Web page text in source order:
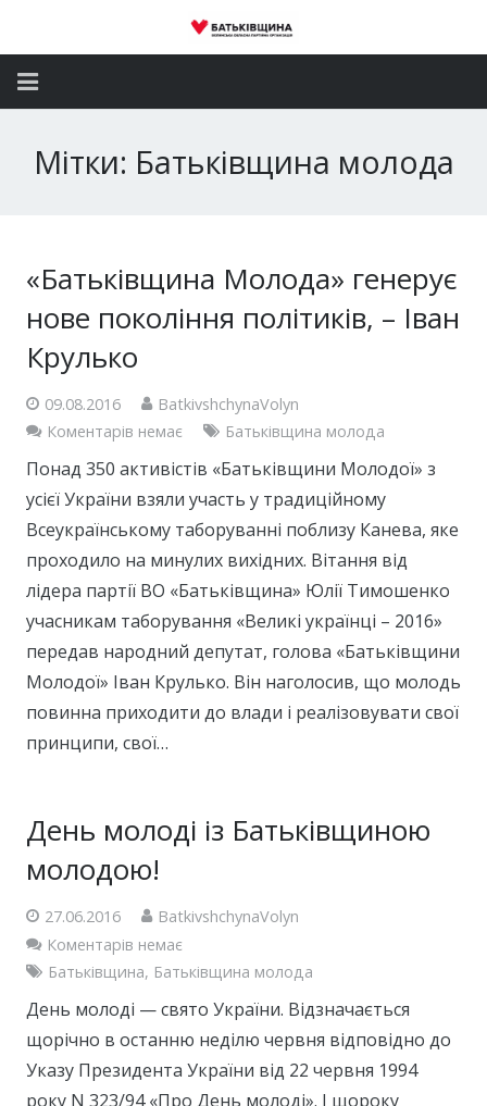
Депутатський корпус
Громадські приймальні
Мітки: Батьківщина молода
«Батьківщина Молода» генерує
нове покоління політиків, – Іван
Крулько
09.08.2016
BatkivshchynaVolyn
Коментарів немає
Батьківщина молода
Понад 350 активістів «Батьківщини Молодої» з
усієї України взяли участь у традиційному
Всеукраїнському таборуванні поблизу Канева, яке
проходило на минулих вихідних. Вітання від
лідера партії ВО «Батьківщина» Юлії Тимошенко
учасникам таборування «Великі українці – 2016»
передав народний депутат, голова «Батьківщини
Молодої» Іван Крулько. Він наголосив, що молодь
повинна приходити до влади і реалізовувати свої
принципи, свої…
День молоді із Батьківщиною
молодою!
27.06.2016
BatkivshchynaVolyn
Коментарів немає
Батьківщина, Батьківщина молода
День молоді — свято України. Відзначається
щорічно в останню неділю червня відповідно до
Указу Президента України від 22 червня 1994
року N 323/94 «Про День молоді». І щороку